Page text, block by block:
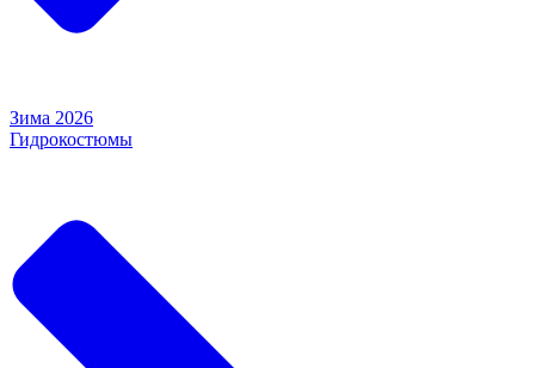
Зима 2026
Гидрокостюмы